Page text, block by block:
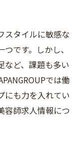
スタイルに敏感な
です。しかし、
など、課題も多い
では働
にも力を入れてい
容師求人情報につ